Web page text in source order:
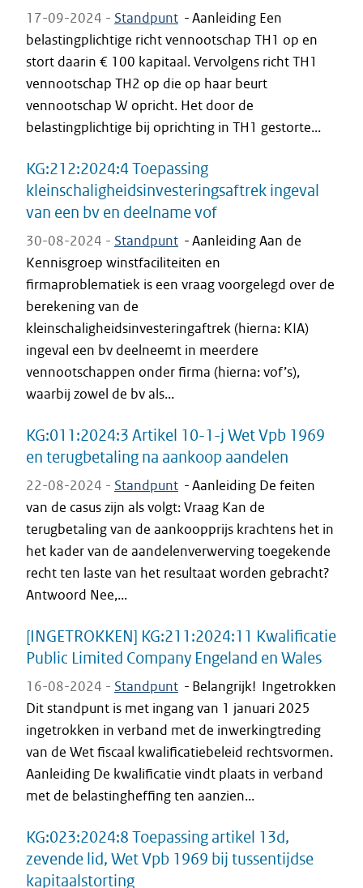
17-09-2024 - Standpunt -Aanleiding Een
belastingplichtige richt vennootschap TH1 op en
stort daarin € 100 kapitaal. Vervolgens richt TH1
vennootschap TH2 op die op haar beurt
vennootschap W opricht. Het door de
belastingplichtige bij oprichting in TH1 gestorte...
KG:212:2024:4 Toepassing
kleinschaligheidsinvesteringsaftrek ingeval
van een bv en deelname vof
30-08-2024 - Standpunt -Aanleiding Aan de
Kennisgroep winstfaciliteiten en
firmaproblematiek is een vraag voorgelegd over de
berekening van de
kleinschaligheidsinvesteringaftrek (hierna: KIA)
ingeval een bv deelneemt in meerdere
vennootschappen onder firma (hierna: vof’s),
waarbij zowel de bv als...
KG:011:2024:3 Artikel 10-1-j Wet Vpb 1969
en terugbetaling na aankoop aandelen
22-08-2024 - Standpunt -Aanleiding De feiten
van de casus zijn als volgt: Vraag Kan de
terugbetaling van de aankoopprijs krachtens het in
het kader van de aandelenverwerving toegekende
recht ten laste van het resultaat worden gebracht?
Antwoord Nee,...
[INGETROKKEN] KG:211:2024:11 Kwalificatie
Public Limited Company Engeland en Wales
16-08-2024 - Standpunt - Belangrijk! Ingetrokken
Dit standpunt is met ingang van 1 januari 2025
ingetrokken in verband met de inwerkingtreding
van de Wet fiscaal kwalificatiebeleid rechtsvormen.
Aanleiding De kwalificatie vindt plaats in verband
met de belastingheffing ten aanzien...
KG:023:2024:8 Toepassing artikel 13d,
zevende lid, Wet Vpb 1969 bij tussentijdse
kapitaalstorting